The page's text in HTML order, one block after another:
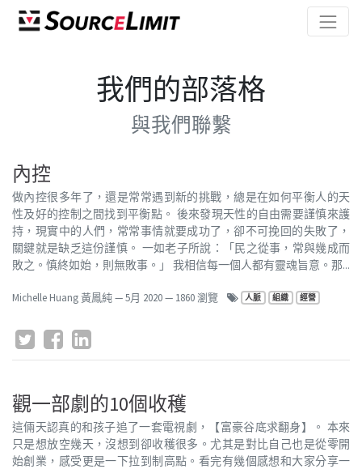
我們的部落格
與我們聯繫
內控
做內控很多年了，還是常常遇到新的挑戰，總是在如何平衡人的天
性及好的控制之間找到平衡點。 後來發現天性的自由需要謹慎來護
持，現實中的人們，常常事情就要成功了，卻不可挽回的失敗了，
關鍵就是缺乏這份謹慎。 一如老子所說：「民之從事，常與幾成而
敗之。慎終如始，則無敗事。」 我相信每一個人都有靈魂旨意。那...
Michelle Huang 黃鳳純—5月 2020— 1860 瀏覽 人脈 組織 經營
觀一部劇的10個收穫
這倆天認真的和孩子追了一套電視劇，【富豪谷底求翻身】。 本來
只是想放空幾天，沒想到卻收穫很多。尤其是對比自己也是從零開
始創業，感受更是一下拉到制高點。看完有幾個感想和大家分享一